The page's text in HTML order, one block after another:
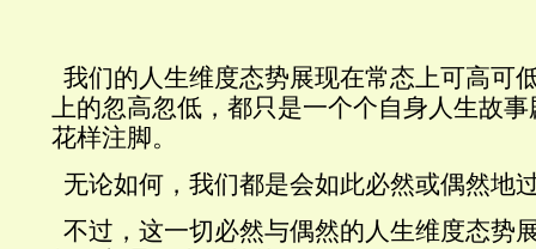
我们的人生维度态势展现在常态上可高可
上的忽高忽低，都只是一个个自身人生故
花样注脚。
无论如何，我们都是会如此必然或偶然地
不过，这一切必然与偶然的人生维度态势